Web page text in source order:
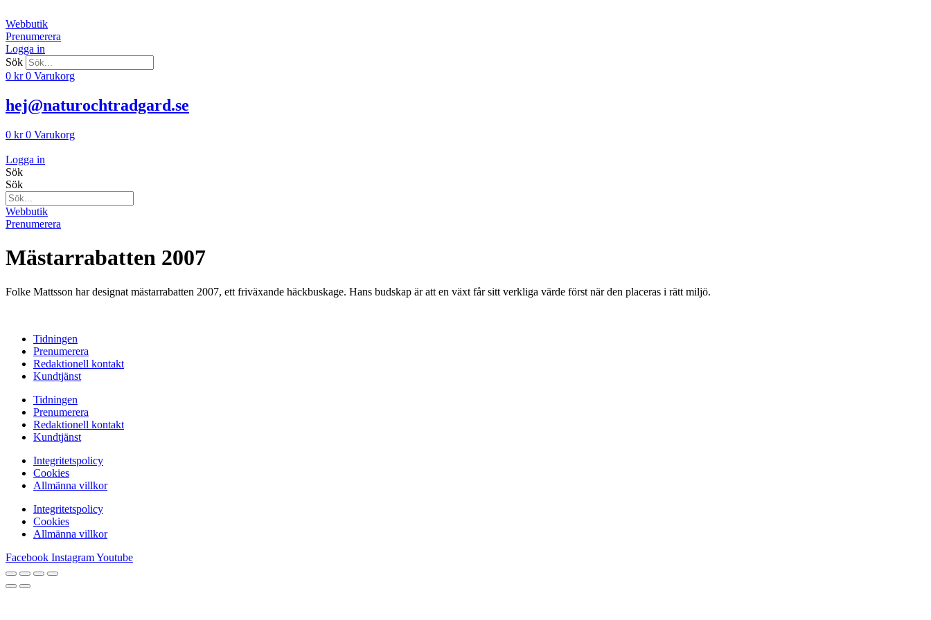
till
innehåll
Webbutik
Prenumerera
Logga in
Sök
0 kr 0 Varukorg
hej@naturochtradgard.se
0 kr 0 Varukorg
Logga in
Sök
Sök
Webbutik
Prenumerera
Mästarrabatten 2007
Folke Mattsson har designat mästarrabatten 2007, ett friväxande häckbuskage. Hans budskap är att en växt får sitt verkliga värde först när den placeras i rätt miljö.
Tidningen
Prenumerera
Redaktionell kontakt
Kundtjänst
Tidningen
Prenumerera
Redaktionell kontakt
Kundtjänst
Integritetspolicy
Cookies
Allmänna villkor
Integritetspolicy
Cookies
Allmänna villkor
Facebook InstagramYoutube